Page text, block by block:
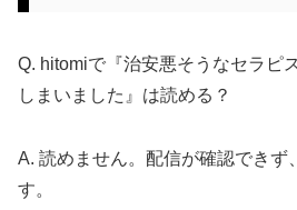
Q. hitomiで『治安悪そうなセラピ
しまいました』は読める？
A. 読めません。配信が確認できず
す。